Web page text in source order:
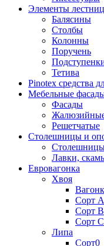
Элементы лестниц
Балясины
Столбы
Колонны
Поручень
Тетива
Pinotex средства
Мебельные
Фасады
Решетчатые
Столешницы и
Столешницы
Лавки,
Евровагонка
Хвоя
Сорт А
Сорт В
Сорт С
Липа
Сорт0